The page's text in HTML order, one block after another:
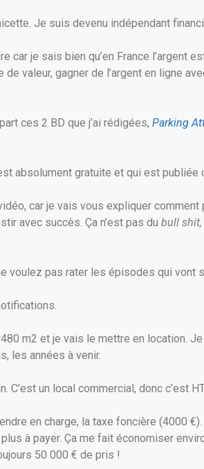
Je suis devenu indépendant
car je sais bien qu’en France
valeur, gagner de l’argent en ligne
ces 2 BD que j’ai rédigées, Parking
absolument gratuite et qui est publiée
car je vais vous expliquer
avec succès. Ça n’est pas du bull shit,
voulez pas rater les épisodes qui vont
m2 et je vais le mettre en location.
les années à venir.
un local commercial, donc c’est
en charge, la taxe foncière (4000
à payer. Ça me fait économiser
50 000 € de pris !